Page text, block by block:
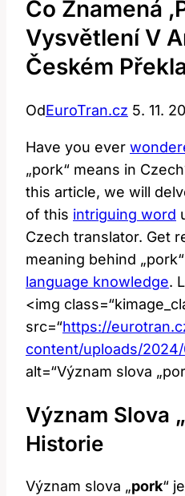
Co Znamená
Vysvětlení V
Českém
OdEuroTran.cz 5. 11.
Have you ever ⁣
„pork“ means in
this article,‌ we will
⁢of this intriguing word
Czech translator. Get​
meaning behind
language knowledge.⁣
<img
src=“https://
content/uploads/2024/
alt=“Význam slova‍
Význam Slova
Historie
Význam⁤ slova⁢ „pork“